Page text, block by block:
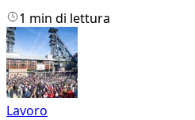
1 min di lettura
Lavoro